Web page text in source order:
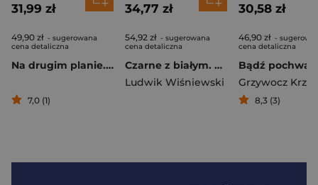
31,99 zł
49,90 zł - sugerowana
cena detaliczna
Na drugim planie. Czego uczą mało znane postaci z Pisma Świętego
7,0 (1)
34,77 zł
54,92 zł - sugerowana
cena detaliczna
Czarne z białym. Zapiski niezależne 2012-2017
Ludwik Wiśniewski
30,58 zł
46,90 zł -
cena detaliczna
Grzywocz
8,3 (3)